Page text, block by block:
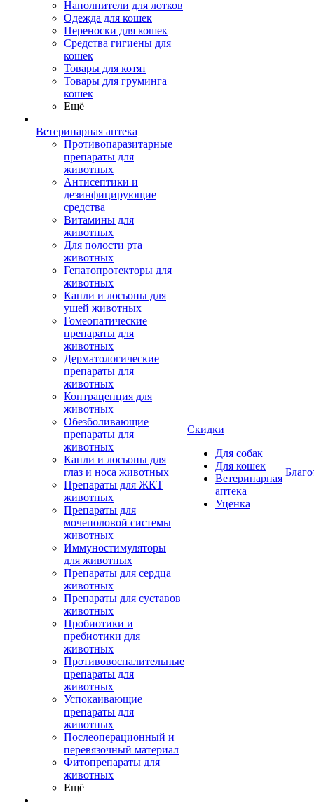
Наполнители для лотков
Одежда для кошек
Переноски для кошек
Средства гигиены для
кошек
Товары для котят
Товары для груминга
кошек
Ещё
Ветеринарная аптека
Противопаразитарные
препараты для
животных
Антисептики и
дезинфицирующие
средства
Витамины для
животных
Для полости рта
животных
Гепатопротекторы для
животных
Капли и лосьоны для
ушей животных
Гомеопатические
препараты для
животных
Дерматологические
препараты для
животных
Контрацепция для
животных
Обезболивающие
препараты для
животных
Капли и лосьоны для
глаз и носа животных
Препараты для ЖКТ
животных
Препараты для
мочеполовой системы
животных
Иммуностимуляторы
для животных
Препараты для сердца
животных
Препараты для суставов
животных
Пробиотики и
пребиотики для
животных
Противовоспалительные
препараты для
животных
Успокаивающие
препараты для
животных
Послеоперационный и
перевязочный материал
Фитопрепараты для
животных
Ещё
Скидки
Для собак
Для кошек
Ветеринарная
аптека
Уценка